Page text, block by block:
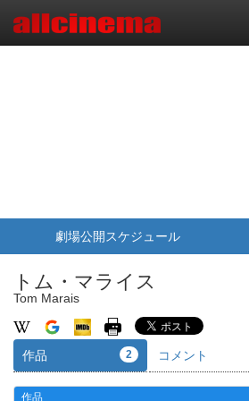
劇場公開スケジュール
トム・マライス
Tom Marais
作品 2 コメント
作品